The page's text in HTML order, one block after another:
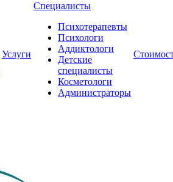
Услуги
Специалисты
Психотерапевты
Психологи
Аддиктологи
Детские
специалисты
Косметологи
Администраторы